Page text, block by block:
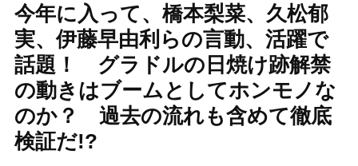
今年に入って、橋本梨菜、久松郁
実、伊藤早由利らの言動、活躍で
話題！ グラドルの日焼け跡解禁
の動きはブームとしてホンモノな
のか？ 過去の流れも含めて徹底
検証だ!?